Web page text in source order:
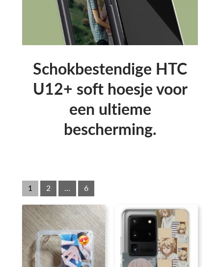
Schokbestendige HTC
U12+ soft hoesje voor
een ultieme
bescherming.
1 2 ... 6